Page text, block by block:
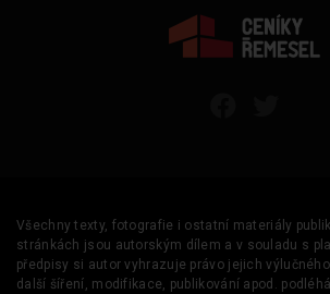
Všechny texty, fotografie i ostatní materiály
stránkách jsou autorským dílem a v souladu s
předpisy si autor vyhrazuje právo jejich
další šíření, modifikace, publikování apod.